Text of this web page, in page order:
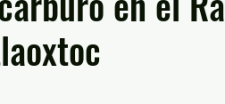
municipios?